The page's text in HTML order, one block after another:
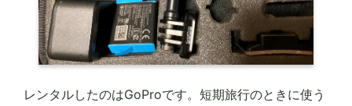
レンタルしたのはGoProです。短期旅行のときに使う